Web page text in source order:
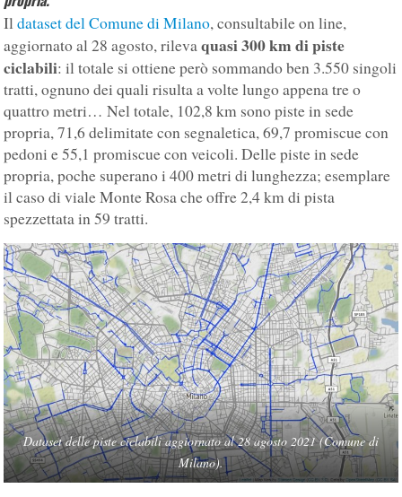
Ildataset del Comune di Milano, consultabile on line,
aggiornato al 28 agosto, rilevaquasi 300 km di piste
ciclabili: il totale si ottiene però sommando ben 3.550 singoli
tratti, ognuno dei quali risulta a volte lungo appena tre o
quattro metri… Nel totale, 102,8 km sono piste in sede
propria, 71,6 delimitate con segnaletica, 69,7 promiscue con
pedoni e 55,1 promiscue con veicoli. Delle piste in sede
propria, poche superano i 400 metri di lunghezza; esemplare
il caso di viale Monte Rosa che offre 2,4 km di pista
spezzettata in 59 tratti.
Dataset delle piste ciclabili aggiornato al 28 agosto 2021 (Comune di
Milano).